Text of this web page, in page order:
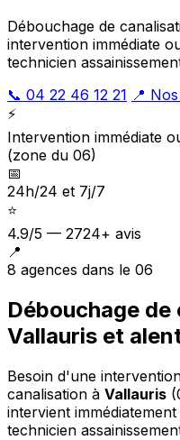
Débouchage de
intervention immédiate
technicien
📞 04 22 46 12 21 📍
⚡
Intervention immédiate
(zone du 06)
📅
24h/24 et 7j/7
⭐
4.9/5 — 2724+ avis
📍
8 agences dans le 06
Débouchage
Vallauris et
Besoin d'une
canalisation à Vallauris
intervient
technicien